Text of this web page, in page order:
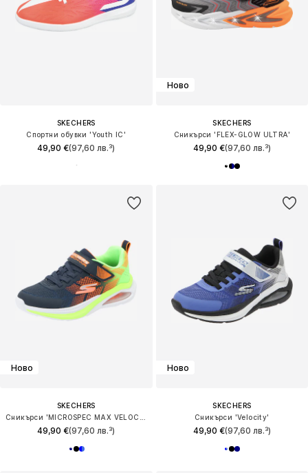
SKECHERS
Спортни обувки 'Youth IC'
49,90 €(97,60 лв.³)
Ново
SKECHERS
Сникърси 'FLEX-GLOW ULTRA'
49,90 €(97,60 лв.³)
Ново
SKECHERS
49,90 €(97,60 лв.³)
Ново
SKECHERS
Сникърси 'Velocity'
49,90 €(97,60 лв.³)